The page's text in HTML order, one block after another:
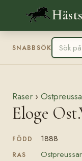
SNABBSÖK
Raser ›
Eloge
FÖDD 1888
RAS